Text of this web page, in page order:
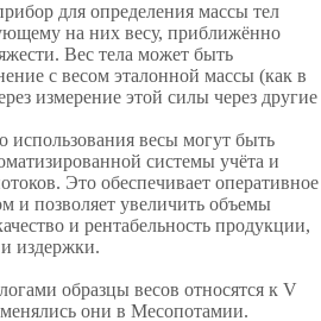
для определения массы тел
на них весу, приближённо
Вес тела может быть
с весом эталонной массы (как в
измерение этой силы через другие
использования весы могут быть
системы учёта и
Это обеспечивает оперативное
и позволяет увеличить объемы
и рентабельность продукции,
издержки.
образцы весов относятся к V
они в Месопотамии.